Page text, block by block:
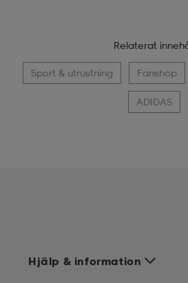
Relaterat
Sport & utrustning Fanshop
ADIDAS
Hjälp & information